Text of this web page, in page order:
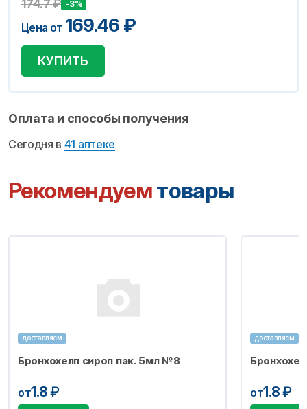
174.7₽ -3%
Цена от 169.46 ₽
КУПИТЬ
Оплата и способы получения
Сегодня в 41 аптеке
Рекомендуемтовары
доставляем
Бронхохелп сироп пак. 5мл №8
от1.8₽
доставляем
от1.8₽